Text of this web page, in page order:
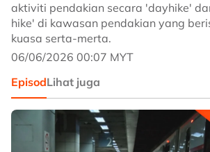
aktiviti pendakian secara 'dayhike'
hike' di kawasan pendakian yang
kuasa serta-merta.
06/06/2026 00:07 MYT
EpisodLihat juga